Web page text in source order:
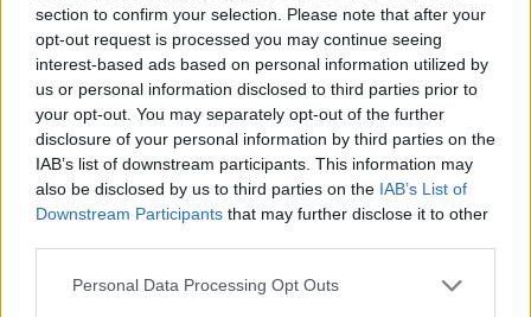
section to confirm your selection. Please note that after your
opt-out request is processed you may continue seeing
interest-based ads based on personal information utilized by
us or personal information disclosed to third parties prior to
your opt-out. You may separately opt-out of the further
disclosure of your personal information by third parties on the
IAB’s list of downstream participants. This information may
also be disclosed by us to third parties on the IAB’s List of
Downstream Participants that may further disclose it to other
Please note that this website/app uses one or more Google
Personal Data Processing Opt Outs